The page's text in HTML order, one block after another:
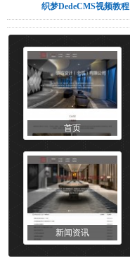
织梦DedeCMS视频教程
首页
新闻资讯